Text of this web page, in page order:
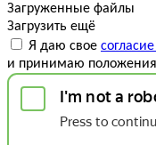
Загруженные файлы
Загрузить ещё
Я даю свое
и принимаю